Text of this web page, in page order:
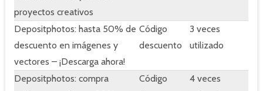
proyectos creativos
Depositphotos: hasta 50% de
descuento en imágenes y
vectores – ¡Descarga ahora!
Código
descuento
3 veces
utilizado
Depositphotos: compra
Código
4 veces